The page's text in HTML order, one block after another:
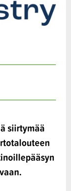
siirtymää